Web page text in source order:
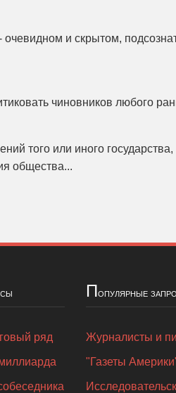
и скрытом,
чиновников любого
того или иного государства,
общества...
ряд
Популярные
Журналисты и
"Газеты